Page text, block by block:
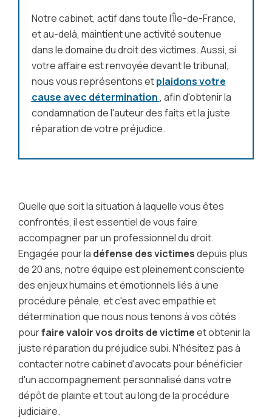
Notre cabinet, actif dans toute l'Île-de-France,
et au-delà, maintient une activité soutenue
dans le domaine du droit des victimes. Aussi, si
votre affaire est renvoyée devant le tribunal,
nous vous représentons etplaidons votre
cause avec détermination, afin d'obtenir la
condamnation de l'auteur des faits et la juste
réparation de votre préjudice.
Quelle que soit la situation à laquelle vous êtes
confrontés, il est essentiel de vous faire
accompagner par un professionnel du droit.
Engagée pour la défense des victimesdepuis plus
de 20 ans, notre équipe est pleinement consciente
des enjeux humains et émotionnels liés à une
procédure pénale, et c'est avec empathie et
détermination que nous nous tenons à vos côtés
pourfaire valoir vos droits de victimeet obtenir la
juste réparation du préjudice subi. N'hésitez pas à
contacter notre cabinet d'avocats pour bénéficier
d'un accompagnement personnalisé dans votre
dépôt de plainte et tout au long de la procédure
judiciaire.